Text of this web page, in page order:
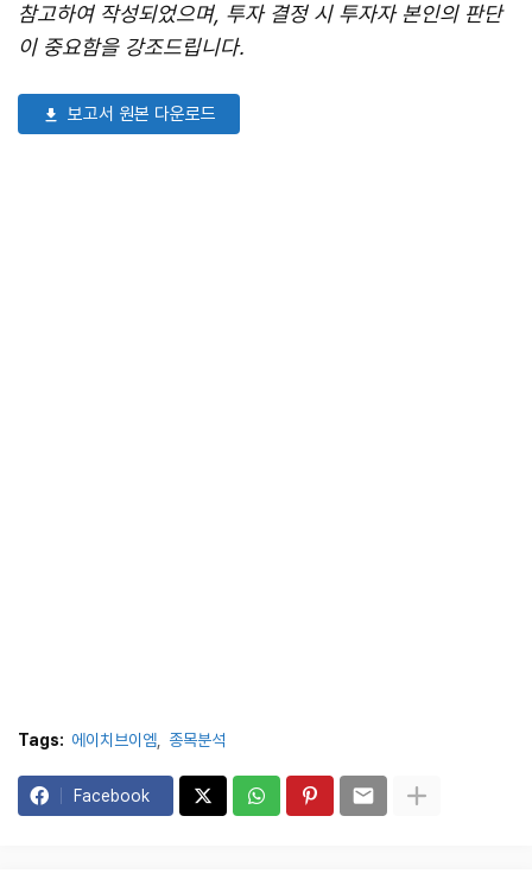
참고하여 작성되었으며, 투자 결정 시 투자자 본인의 판단
이 중요함을 강조드립니다.
보고서 원본 다운로드
Tags: 에이치브이엠 종목분석
Facebook